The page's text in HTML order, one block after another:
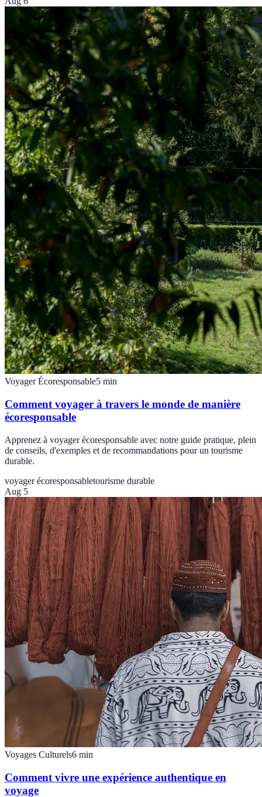
Voyager Écoresponsable5 min
Comment voyager à travers le monde de manière
écoresponsable
Apprenez à voyager écoresponsable avec notre guide pratique, plein
de conseils, d'exemples et de recommandations pour un tourisme
durable.
voyager écoresponsabletourisme durable
Aug 5
Voyages Culturels6 min
Comment vivre une expérience authentique en
voyage